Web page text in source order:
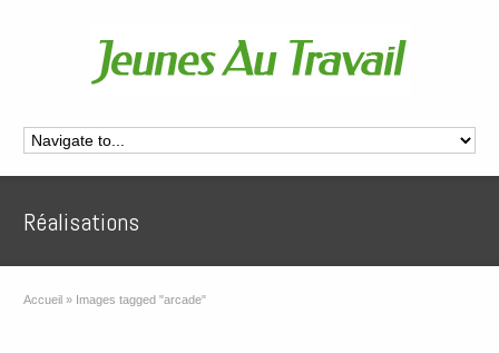
Réalisations
Accueil » Images tagged "arcade"